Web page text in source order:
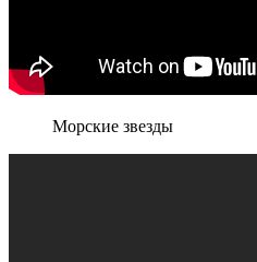
Морские звезды